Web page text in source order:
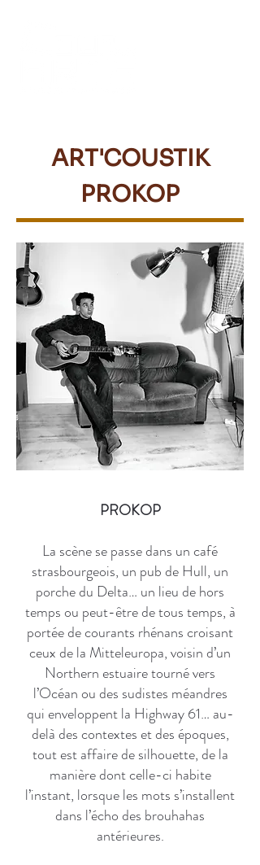
ART'COUSTIK
PROKOP
PROKOP
La scène se passe dans un café
strasbourgeois, un pub de Hull, un
porche du Delta… un lieu de hors
temps ou peut-être de tous temps, à
portée de courants rhénans croisant
ceux de la Mitteleuropa, voisin d’un
Northern estuaire tourné vers
l’Océan ou des sudistes méandres
qui enveloppent la Highway 61… au-
delà des contextes et des époques,
tout est affaire de silhouette, de la
manière dont celle-ci habite
l’instant, lorsque les mots s’installent
dans l’écho des brouhahas
antérieures.